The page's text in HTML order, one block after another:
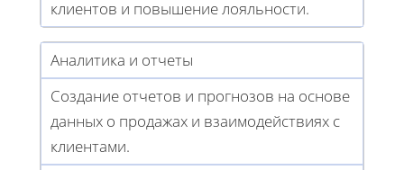
клиентов и повышение лояльности.
Аналитика и отчеты
Создание отчетов и прогнозов на основе
данных о продажах и взаимодействиях с
клиентами.